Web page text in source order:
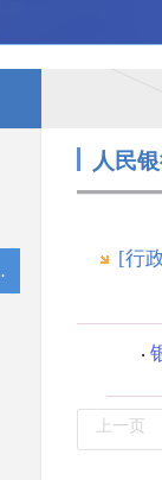
行
人民
[行
上一页